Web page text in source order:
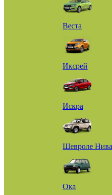
Веста
Иксрей
Искра
Шевроле
Ока